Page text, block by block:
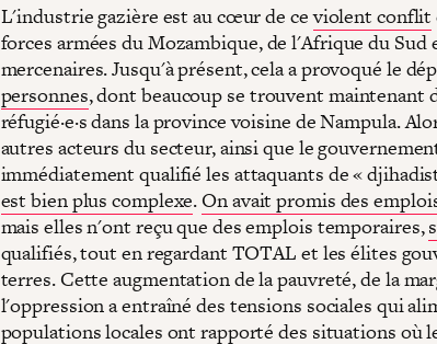
L'industrie gazière est au cœur de ceviolent conflit
forces armées du Mozambique, de l'Afrique du Sud
mercenaires. Jusqu'à présent, cela a provoqué le
personnes, dont beaucoup se trouvent maintenant
réfugié·e·s dans la province voisine de Nampula.
autres acteurs du secteur, ainsi que le
immédiatement qualifié les attaquants de «
est bien plus complexe. On avait promis des
mais elles n'ont reçu que des emplois temporaires,
qualifiés, tout en regardant TOTAL et les élites
terres. Cette augmentation de la pauvreté, de la
l'oppression a entraîné des tensions sociales qui
populations locales ont rapporté des situations où